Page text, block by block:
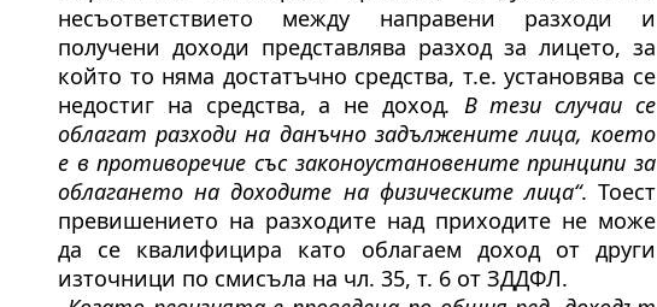
несъответствието между направени разходи и
получени доходи представлява разход за лицето, за
който то няма достатъчно средства, т.е. установява се
недостиг на средства, а не доход. В тези случаи се
облагат разходи на данъчно задължените лица, което
е в противоречие със законоустановените принципи за
облагането на доходите на физическите лица“. Тоест
превишението на разходите над приходите не може
да се квалифицира като облагаем доход от други
източници по смисъла на чл. 35, т. 6 от ЗДДФЛ.